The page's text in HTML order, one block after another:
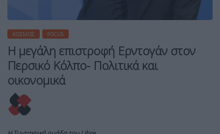
ΚΌΣΜΟΣ FOCUS
Η μεγάλη επιστροφή Ερντογάν στον
Περσικό Κόλπο- Πολιτικά και
οικονομικά